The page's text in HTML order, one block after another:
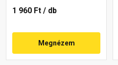
1 960 Ft / db
Megnézem